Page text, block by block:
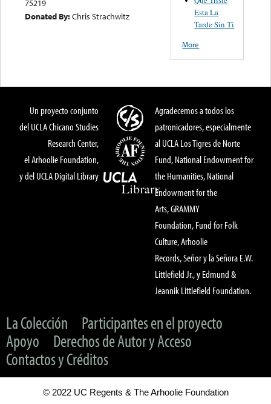
75219
Donated By:Chris Strachwitz
Esta La
Tarde Sin Ti
More
Un proyecto conjunto
del UCLA Chicano Studies
Research Center,
el Arhoolie Foundation,
y del UCLA Digital Library
Agradecemos a todos los
patronicadores, especialmente
al UCLA Los Tigres de Norte
Fund, National Endowment for
the Humanities, National
Endowment for the
Arts, GRAMMY
Foundation, Fund for Folk
Culture, Arhoolie
Records, Señor y la Señora E.W.
Littlefield Jr., y Edmund &
Jeannik Littlefield Foundation.
La Colección
Participantes en el proyecto
Apoyo
Derechos de Autor y Acceso
Contactos y Créditos
© 2022 UC Regents & The Arhoolie Foundation